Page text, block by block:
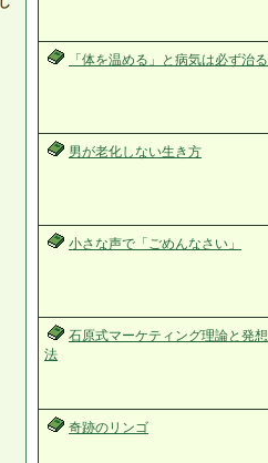
「体を温める」と病気は必ず治る
男が老化しない生き方
小さな声で「ごめんなさい」
石原式マーケティング理論と発想
法
奇跡のリンゴ